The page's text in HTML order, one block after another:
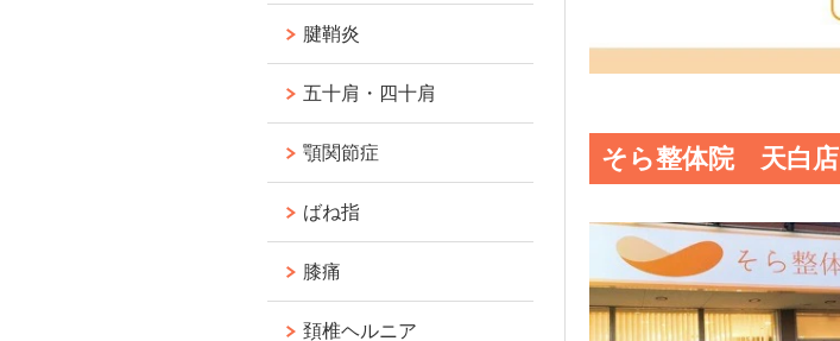
そら整体院 天白店
腱鞘炎
五十肩・四十肩
顎関節症
ばね指
膝痛
頚椎ヘルニア